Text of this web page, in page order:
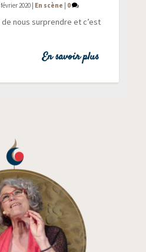
février 2020 | En scène | 0
de nous sur­prendre et c’est
En savoir plus